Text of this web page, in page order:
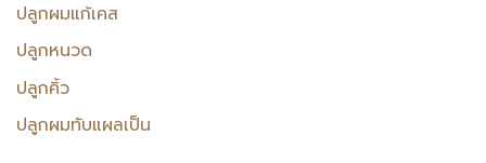
ปลูกผมแก้เคส
ปลูกหนวด
ปลูกคิ้ว
ปลูกผมทับแผลเป็น